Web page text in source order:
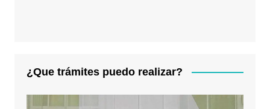
¿Que trámites puedo realizar?